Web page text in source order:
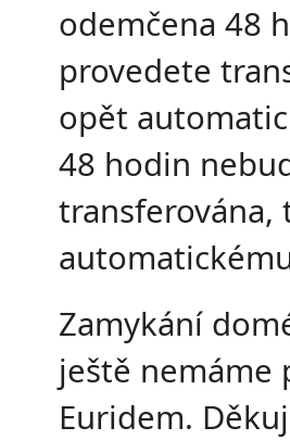
odemčena 48
provedete
opět
48 hodin
Zamykání
ještě nemáme
Euridem.